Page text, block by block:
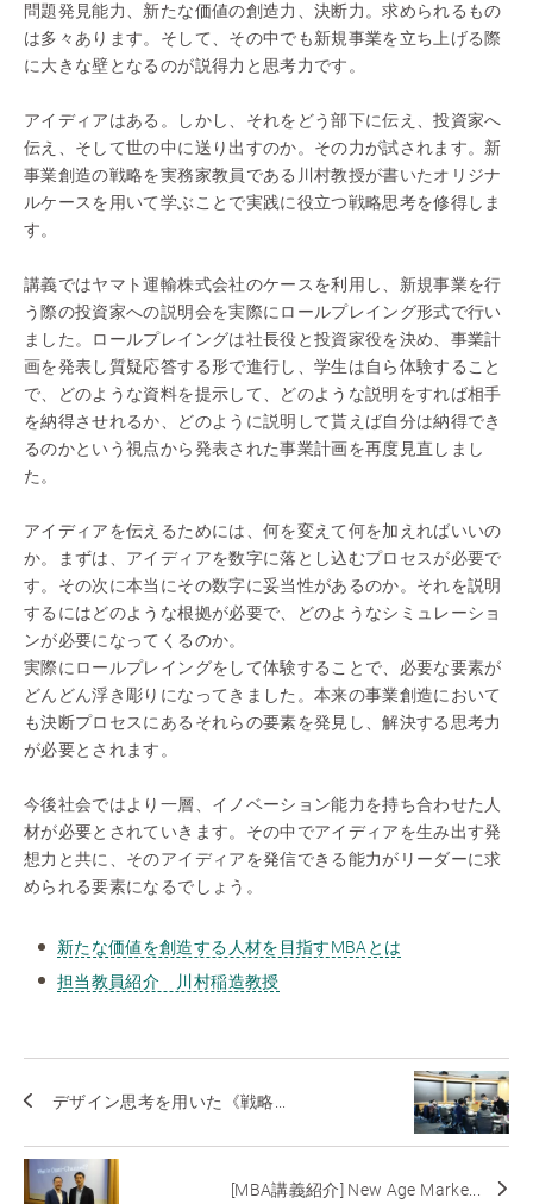
問題発見能力、新たな価値の創造力、決断力。求められるもの
は多々あります。そして、その中でも新規事業を立ち上げる際
に大きな壁となるのが説得力と思考力です。
アイディアはある。しかし、それをどう部下に伝え、投資家へ
伝え、そして世の中に送り出すのか。その力が試されます。新
事業創造の戦略を実務家教員である川村教授が書いたオリジナ
ルケースを用いて学ぶことで実践に役立つ戦略思考を修得しま
す。
講義ではヤマト運輸株式会社のケースを利用し、新規事業を行
う際の投資家への説明会を実際にロールプレイング形式で行い
ました。ロールプレイングは社長役と投資家役を決め、事業計
画を発表し質疑応答する形で進行し、学生は自ら体験すること
で、
どのような資料を提示して、どのような説明をすれば相手
を納得させれるか
どのように説明して貰えば自分は納得でき
るのかという視点から発表された事業計画を再度見直しまし
た。
アイディアを伝えるためには、何を変えて何を加えればいいの
か。まずは、アイディアを数字に落とし込むプロセスが必要で
す。その次に本当にその数字に妥当性があるのか。それを説明
するにはどのような根拠が必要で、どのようなシミュレーショ
ンが必要になってくるのか。
実際にロールプレイングをして体験することで、必要な要素が
どんどん浮き彫りになってきました。本来の事業創造において
も決断プロセスにあるそれらの要素を発見し、解決する思考力
が必要とされます。
今後社会ではより一層、イノベーション能力を持ち合わせた人
材が必要とされていきます。その中でアイディアを生み出す発
想力と共に、そのアイディアを発信できる能力がリーダーに求
められる要素になるでしょう。
新たな価値を創造する人材を目指すMBAとは
担当教員紹介 川村稲造教授
デザイン思考を用いた《戦略...
[MBA講義紹介] New Age Marke...